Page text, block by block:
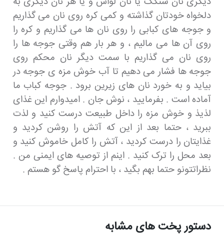
دلخواه خودتان گذاشته و کمی کره روی نان می گذاریم
و جوجه های کبابی را روی نان ها می گذاریم و کره را
روی آن ها می مالیم ، و هر بار هم وقتی جوجه ها را
روی نان می گذاریم با سمت دیگر نان محکم روی
جوجه ها فشار می دهیم تا آب خوش مزه ی جوجه در
بیاید و به خورد نان های زیرین برود . جوجه کباب ما
آماده است . بفرمایید ، نوش جان . امیدوارم این غذای
لذیذ و خوش مزه را داخل طبیعت درست کنید و لذت
ببرید ، حتما بعد از این که آتش را روشن کردید و
غذایتان را درست کردید ، آتش را کامل خاموش کنید و
بعد محل را ترک کنید . اینم از توصیه های ایمنی من .
نظراتتونو حتما بهم بگید ، با احترام پاسخ گو هستم .
دستور پخت های مشابه